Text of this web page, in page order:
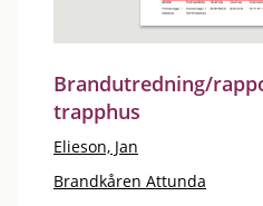
Brandutredning/
trapphus
Elieson, Jan
Brandkåren Attunda